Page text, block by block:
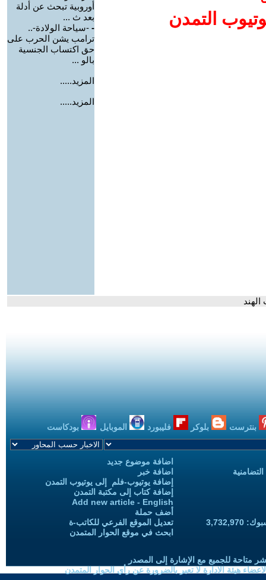
التمدن
أوروبية تبحث عن أدلة
بعد ث ...
- -سياحة الولادة-..
ترامب يشن الحرب على
حق اكتساب الجنسية
بالو ...
المزيد.....
المزيد.....
بنترست بلوكر فليبورد الموبايل بودكاست
اضافة موضوع جديد
اضافة خبر
إضافة يوتيوب-فلم إلى يوتيوب التمدن
إضافة كتاب إلى مكتبة التمدن
Add new article - English
أضف حملة
تعديل الموقع الفرعي للكاتب-ة
ابحث في موقع الحوار المتمدن
متاحة للجميع مع الإشارة إلى المصدر
هيئة الادارة لا تعبر بالضرورة عن رأي الحوار المتمدن